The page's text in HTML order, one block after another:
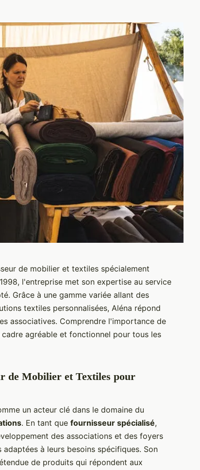
de mobilier et textiles spécialement
l'entreprise met son expertise au service
Grâce à une gamme variée allant des
textiles personnalisées, Aléna répond
associatives. Comprendre l'importance de
agréable et fonctionnel pour tous les
de Mobilier et Textiles pour
un acteur clé dans le domaine du
. En tant que fournisseur spécialisé,
des associations et des foyers
à leurs besoins spécifiques. Son
de produits qui répondent aux